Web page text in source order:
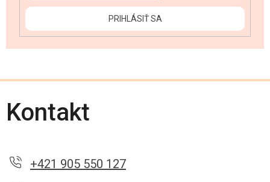
PRIHLÁSIŤ SA
Kontakt
+421 905 550 127